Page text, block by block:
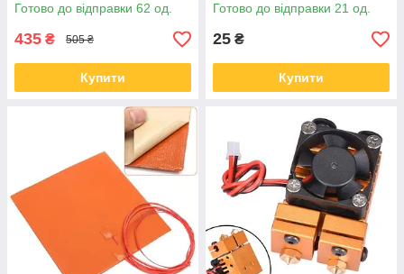
Готово до відправки 62 од.
435 ₴ 505 ₴
Купити
Готово до відправки 21 од.
25 ₴
Купити